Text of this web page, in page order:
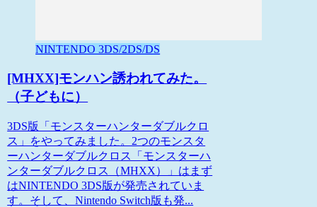
NINTENDO 3DS/2DS/DS
[MHXX]モンハン誘われてみた。
（子どもに）
3DS版「モンスターハンターダブルクロ
ス」をやってみました。2つのモンスタ
ーハンターダブルクロス「モンスターハ
ンターダブルクロス（MHXX）」はまず
はNINTENDO 3DS版が発売されていま
す。そして、Nintendo Switch版も発...